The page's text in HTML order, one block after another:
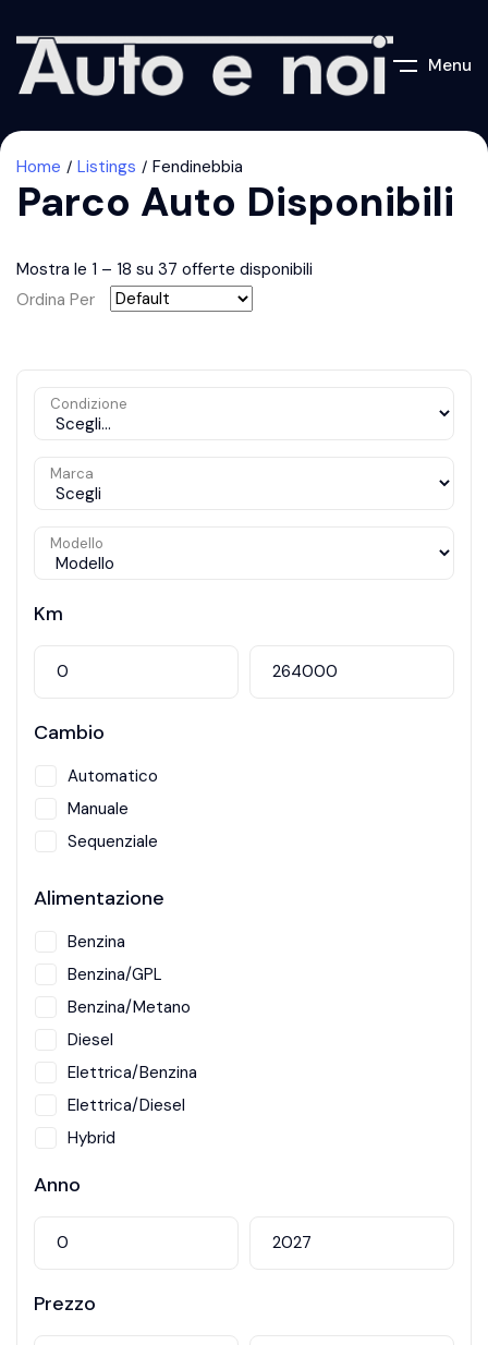
Menu
Home Listings Fendinebbia
Parco Auto Disponibili
Mostra le 1 – 18 su 37 offerte disponibili
Ordina Per
Condizione
Marca
Modello
Km
Cambio
Automatico
Manuale
Sequenziale
Alimentazione
Benzina
Benzina/GPL
Benzina/Metano
Diesel
Elettrica/Benzina
Elettrica/Diesel
Hybrid
Anno
Prezzo